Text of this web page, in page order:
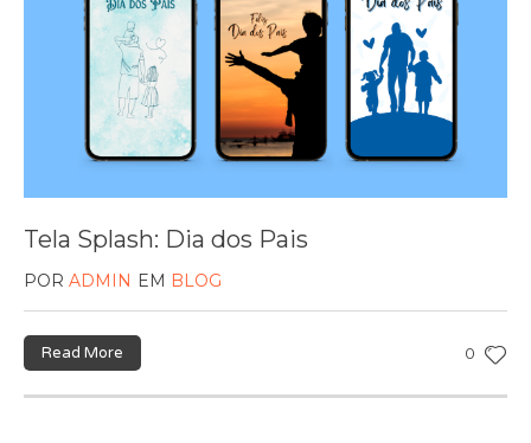
Tela Splash: Dia dos Pais
POR ADMIN EM BLOG
0
Read More